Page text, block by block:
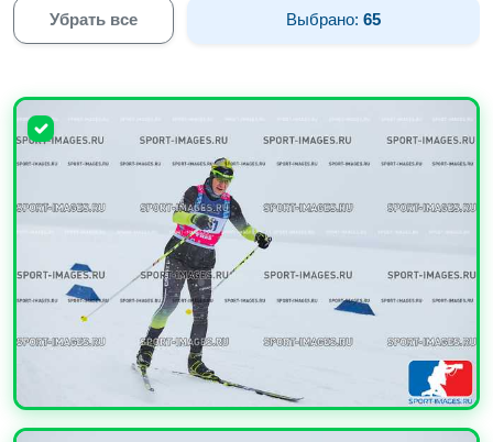
Убрать все Выбрано:65
УВЕЛИЧИТЬ